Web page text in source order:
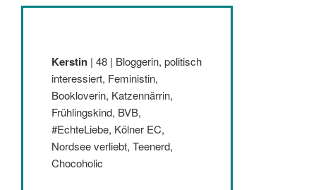
Kerstin | 48 | Bloggerin, politisch
interessiert, Feministin,
Bookloverin, Katzennärrin,
Frühlingskind, BVB,
#EchteLiebe, Kölner EC,
Nordsee verliebt, Teenerd,
Chocoholic